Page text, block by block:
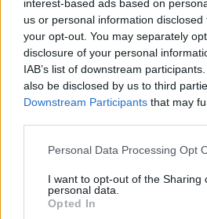
interest-based ads based on
us or personal information
your opt-out. You may separately
disclosure of your personal
IAB’s list of downstream
also be disclosed by us to third
Downstream Participants that may
Please note that this website/app
not limited to your visit or usage
grant or deny consent to Google
use your data for below specified
Personal Data Processing Opt
I want to opt-out of the Sharing
personal data.
Opted In
A Konyhafőnök VIP
Sárközi Ákos felismerte, amit
Cicciolina az az ember, aki
kell a csapatába... de mit szólt